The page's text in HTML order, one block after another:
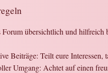
Forum übersichtlich und hilfreich
Beiträge: Teilt eure Interessen,
Umgang: Achtet auf einen